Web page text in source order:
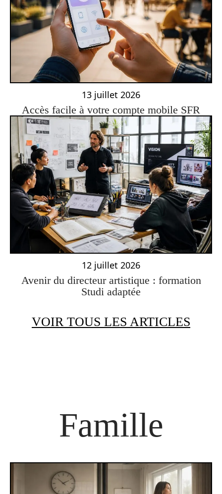
13 juillet 2026
Accès facile à votre compte mobile SFR
12 juillet 2026
Avenir du directeur artistique : formation
Studi adaptée
VOIR TOUS LES ARTICLES
Famille